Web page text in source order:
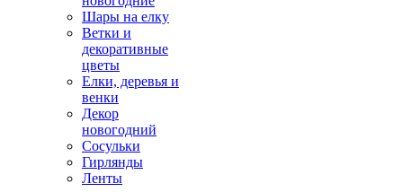
Шары на елку
Ветки и
декоративные
цветы
Елки, деревья и
венки
Декор
новогодний
Сосульки
Гирлянды
Ленты